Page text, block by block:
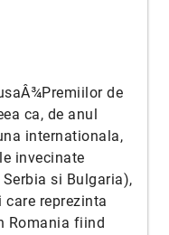
de
ca, de anul
internationala,
invecinate
si Bulgaria),
reprezinta
Romania fiind